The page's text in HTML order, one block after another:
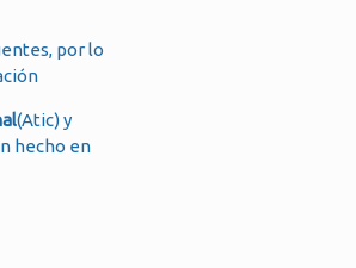
por lo
(Atic) y
hecho en